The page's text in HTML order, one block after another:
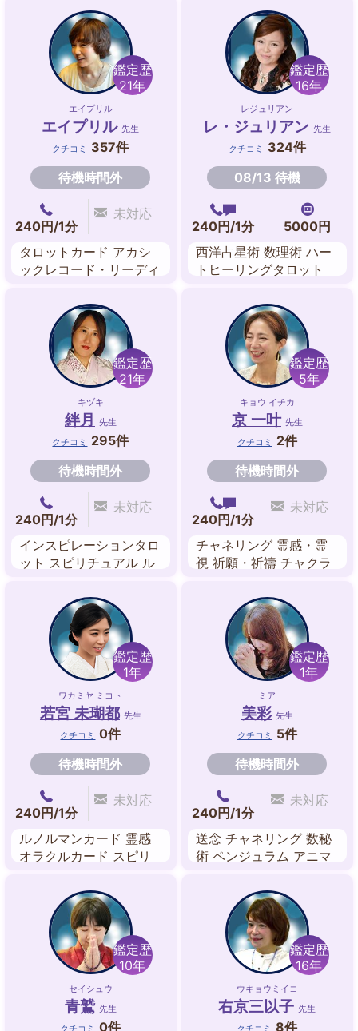
洋占星術 陰陽五行 宿曜
占星術 クリスタルリー
ディング 夢リーディン
姓名判断
鑑定歴
21年
エイプリル
エイプリル 先生
クチコミ
357件
待機時間外
240円/1分
未対応
タロットカード アカシ
ックレコード・リーディ
鑑定歴
16年
レジュリアン
レ・ジュリアン 先生
クチコミ
324件
08/13 待機
240円/1分
5000円
西洋占星術 数理術 ハー
トヒーリングタロット
鑑定歴
21年
キヅキ
絆月 先生
クチコミ
295件
待機時間外
240円/1分
未対応
インスピレーションタロ
ット スピリチュアル ル
鑑定歴
5年
キョウ イチカ
京 一叶 先生
クチコミ
2件
待機時間外
240円/1分
未対応
チャネリング 霊感・霊
視 祈願・祈禱 チャクラ
鑑定歴
1年
ワカミヤ ミコト
若宮 未瑚都 先生
クチコミ
0件
待機時間外
240円/1分
未対応
ルノルマンカード 霊感
オラクルカード スピリ
ヒーリング カラー占い
鑑定歴
1年
ミア
美彩 先生
クチコミ
5件
待機時間外
240円/1分
未対応
送念 チャネリング 数秘
術 ペンジュラム アニマ
レイキヒーリング
鑑定歴
10年
セイシュウ
青鷲 先生
クチコミ 0件
鑑定歴
16年
ウキョウミイコ
右京三以子 先生
クチコミ 8件